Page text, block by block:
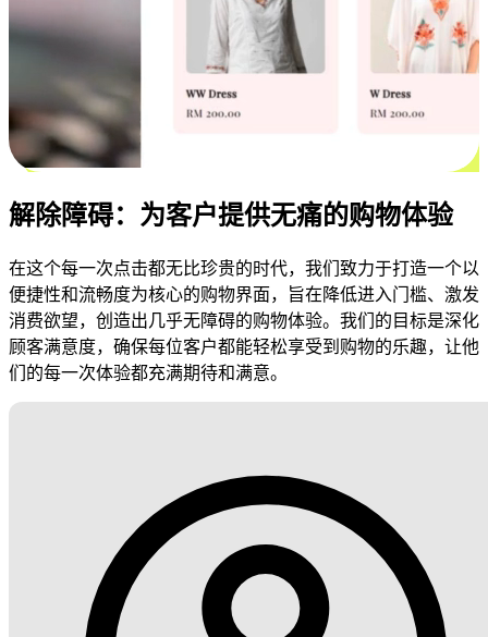
解除障碍：为客户提供无痛的购物体验
在这个每一次点击都无比珍贵的时代，我们致力于打造一个以
便捷性和流畅度为核心的购物界面，旨在降低进入门槛、激发
消费欲望，创造出几乎无障碍的购物体验。我们的目标是深化
顾客满意度，确保每位客户都能轻松享受到购物的乐趣，让他
们的每一次体验都充满期待和满意。